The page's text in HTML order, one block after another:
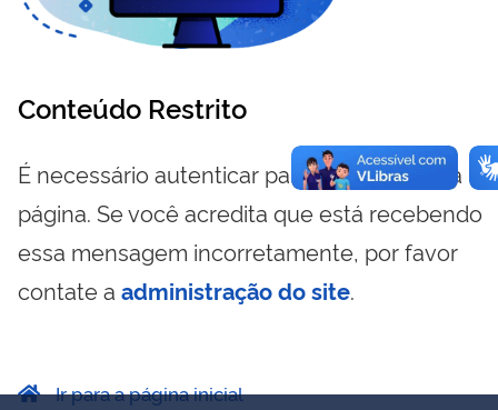
Conteúdo Restrito
É necessário autenticar para visualizar essa
página. Se você acredita que está recebendo
essa mensagem incorretamente, por favor
contate a administração do site.
Ir para a página inicial